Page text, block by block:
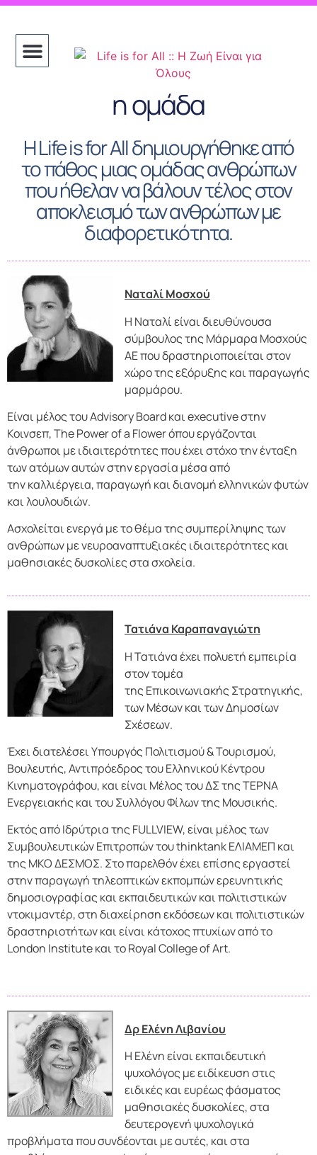
η ομάδα
Η Life is for All δημιουργήθηκε από
το πάθος μιας ομάδας ανθρώπων
που ήθελαν να βάλουν τέλος στον
αποκλεισμό των ανθρώπων με
διαφορετικότητα.
Ναταλί Μοσχού
Η Ναταλί είναι διευθύνουσα
σύμβουλος της Μάρμαρα Μοσχούς
ΑΕ που δραστηριοποιείται στον
χώρο της εξόρυξης και παραγωγής
μαρμάρου.
Είναι μέλος του Advisory Board και executive στην
Κοινσεπ, The Power of a Flower όπου εργάζονται
άνθρωποι με ιδιαιτερότητες που έχει στόχο την ένταξη
των ατόμων αυτών στην εργασία μέσα από
την καλλιέργεια, παραγωγή και διανομή ελληνικών φυτών
και λουλουδιών.
Ασχολείται ενεργά με το θέμα της συμπερίληψης των
ανθρώπων με νευροαναπτυξιακές ιδιαιτερότητες και
μαθησιακές δυσκολίες στα σχολεία.
Τατιάνα Καραπαναγιώτη
Η Τατιάνα έχει πολυετή εμπειρία
στον τομέα
της Επικοινωνιακής Στρατηγικής,
των Μέσων και των Δημοσίων
Σχέσεων.
Έχει διατελέσει Υπουργός Πολιτισμού & Τουρισμού,
Βουλευτής, Αντιπρόεδρος του Ελληνικού Κέντρου
Κινηματογράφου, και είναι Μέλος του ΔΣ της ΤΕΡΝΑ
Ενεργειακής και του Συλλόγου Φίλων της Μουσικής.
Εκτός από Ιδρύτρια της FULLVIEW, είναι μέλος των
Συμβουλευτικών Επιτροπών του thinktank ΕΛΙΑΜΕΠ και
της ΜΚΟ ΔΕΣΜΟΣ. Στο παρελθόν έχει επίσης εργαστεί
στην παραγωγή τηλεοπτικών εκπομπών ερευνητικής
δημοσιογραφίας και εκπαιδευτικών και πολιτιστικών
ντοκιμαντέρ, στη διαχείρηση εκδόσεων και πολιτιστικών
δραστηριοτήτων και είναι κάτοχος πτυχίων από το
London Institute και το Royal College of Art.
Δρ Ελένη Λιβανίου
Η Ελένη είναι εκπαιδευτική
ψυχολόγος με ειδίκευση στις
ειδικές και ευρέως φάσματος
μαθησιακές δυσκολίες, στα
δευτερογενή ψυχολογικά
προβλήματα που συνδέονται με αυτές, και στα